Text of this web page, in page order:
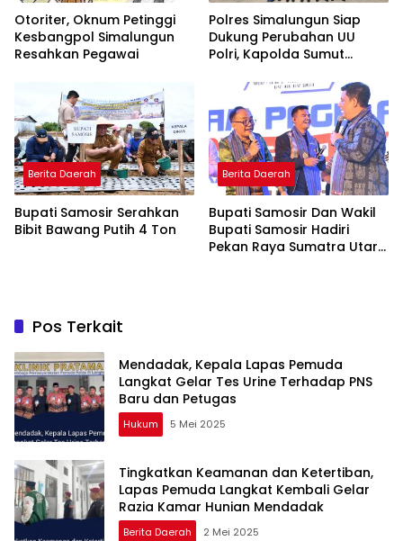
Otoriter, Oknum Petinggi
Kesbangpol Simalungun
Resahkan Pegawai
Polres Simalungun Siap
Dukung Perubahan UU
Polri, Kapolda Sumut
Penguatan
Profesionalisme dan
Akuntabilitas Personel
Berita Daerah
Bupati Samosir Serahkan
Bibit Bawang Putih 4 Ton
Berita Daerah
Bupati Samosir Dan Wakil
Bupati Samosir Hadiri
Pekan Raya Sumatra Utara
Pos Terkait
Mendadak, Kepala Lapas Pemuda
Langkat Gelar Tes Urine Terhadap PNS
Baru dan Petugas
Hukum 5 Mei 2025
Tingkatkan Keamanan dan Ketertiban,
Lapas Pemuda Langkat Kembali Gelar
Razia Kamar Hunian Mendadak
Berita Daerah 2 Mei 2025